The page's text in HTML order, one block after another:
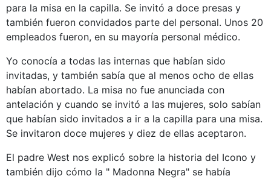
para la misa en la capilla. Se invitó a doce presas y
también fueron convidados parte del personal. Unos 20
empleados fueron, en su mayoría personal médico.
Yo conocía a todas las internas que habían sido
invitadas, y también sabía que al menos ocho de ellas
habían abortado. La misa no fue anunciada con
antelación y cuando se invitó a las mujeres, solo sabían
que habían sido invitados a ir a la capilla para una misa.
Se invitaron doce mujeres y diez de ellas aceptaron.
El padre West nos explicó sobre la historia del Icono y
también dijo cómo la " Madonna Negra" se había